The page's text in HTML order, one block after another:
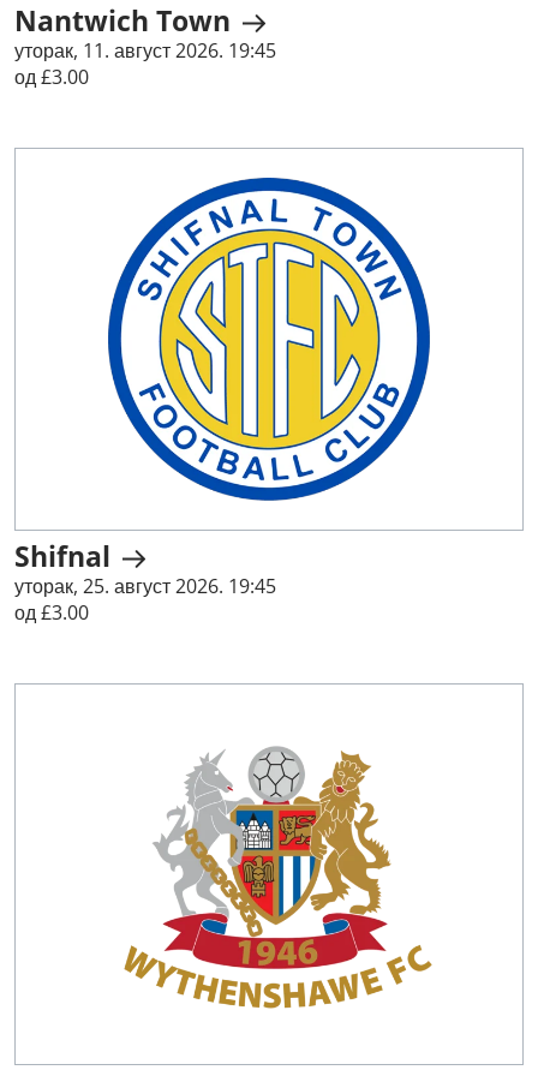
Nantwich Town
уторак, 11. август 2026. 19:45
од £3.00
Shifnal
уторак, 25. август 2026. 19:45
од £3.00